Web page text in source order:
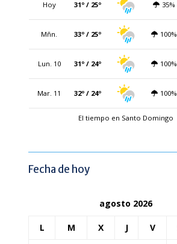
Hoy 31º / 25º 35%
Mñn. 33º / 25º 100%
Lun. 10 31º / 24º 100%
Mar. 11 32º / 24º 100%
El tiempo en Santo Domingo
Fecha de hoy
agosto 2026
L M X J V